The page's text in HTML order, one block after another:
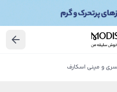
و مینی اسکارف